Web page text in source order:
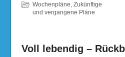
Wochenpläne, Zukünftige
und vergangene Pläne
Voll lebendig –